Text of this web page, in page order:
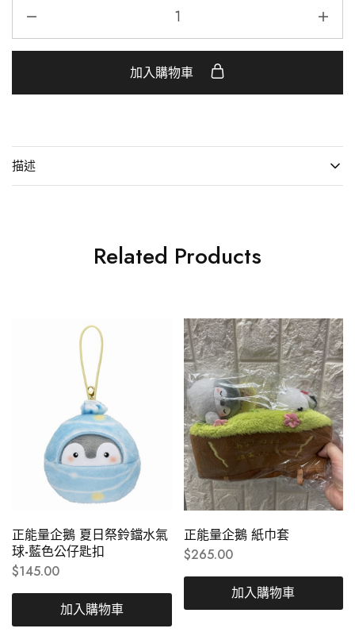
加入購物車
描述
Related Products
正能量企鵝 夏日祭鈴鐺水氣
球-藍色公仔匙扣
$145.00
加入購物車
正能量企鵝 紙巾套
$265.00
加入購物車